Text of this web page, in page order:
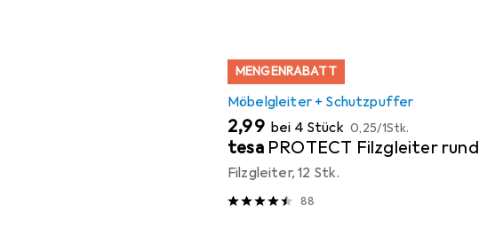
MENGENRABATT
Möbelgleiter + Schutzpuffer
EUR
2,99 bei 4 Stück EUR
0,25/1Stk.
tesa PROTECT Filzgleiter rund
Filzgleiter, 12 Stk.
88